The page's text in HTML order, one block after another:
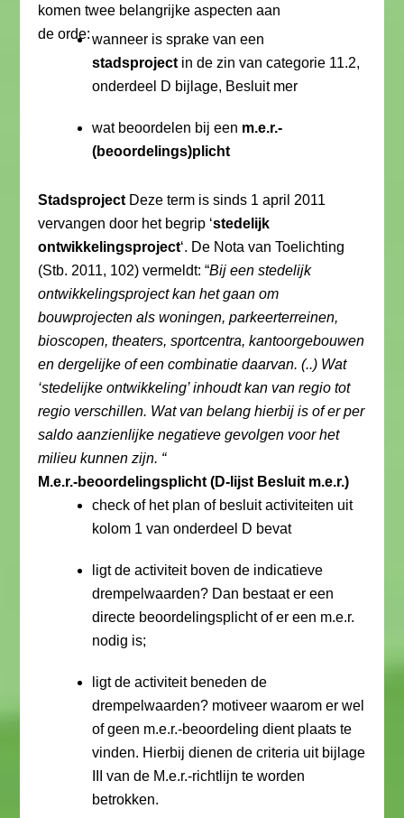
komen twee belangrijke aspecten aan
de orde:wanneer is sprake van een
stadsproject in de zin van categorie 11.2,
onderdeel D bijlage, Besluit mer
wat beoordelen bij een m.e.r.-
(beoordelings)plicht
Stadsproject Deze term is sinds 1 april 2011
vervangen door het begrip ‘stedelijk
ontwikkelingsproject‘. De Nota van Toelichting
(Stb. 2011, 102) vermeldt: “Bij een stedelijk
ontwikkelingsproject kan het gaan om
bouwprojecten als woningen, parkeerterreinen,
bioscopen, theaters, sportcentra, kantoorgebouwen
en dergelijke of een combinatie daarvan. (..) Wat
‘stedelijke ontwikkeling’ inhoudt kan van regio tot
regio verschillen. Wat van belang hierbij is of er per
saldo aanzienlijke negatieve gevolgen voor het
milieu kunnen zijn. “
M.e.r.-beoordelingsplicht (D-lijst Besluit m.e.r.)
check of het plan of besluit activiteiten uit
kolom 1 van onderdeel D bevat
ligt de activiteit boven de indicatieve
drempelwaarden? Dan bestaat er een
directe beoordelingsplicht of er een m.e.r.
nodig is;
ligt de activiteit beneden de
drempelwaarden? motiveer waarom er wel
of geen m.e.r.-beoordeling dient plaats te
vinden. Hierbij dienen de criteria uit bijlage
III van de M.e.r.-richtlijn te worden
betrokken.